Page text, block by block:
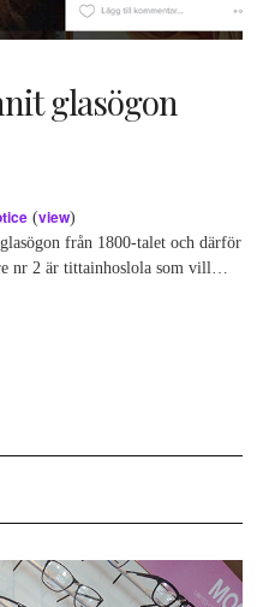
glasögon
(view)
från 1800-talet och därför
nr 2 är tittainhoslola som vill…